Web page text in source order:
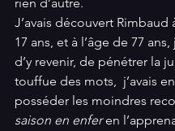
rien d’autre.
J’avais découvert Rimbaud
17 ans, et à l’âge de 77 ans,
d’y revenir, de pénétrer la
touffue des mots,  j’avais
posséder les moindres
saison en enfer en